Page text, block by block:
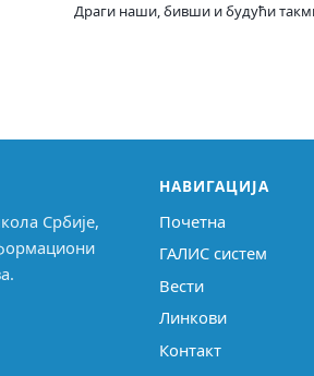
Драги наши, бивши и будући
Србије,
НАВИГАЦИЈА
Почетна
ГАЛИС систем
Вести
Линкови
Контакт